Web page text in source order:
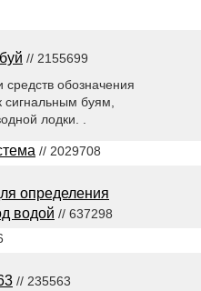
// 2155699
средств обозначения
сигнальным буям,
лодки. .
// 2029708
определения
водой // 637298
// 235563